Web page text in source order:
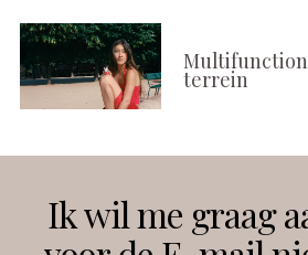
terrein
Ik wil me graag